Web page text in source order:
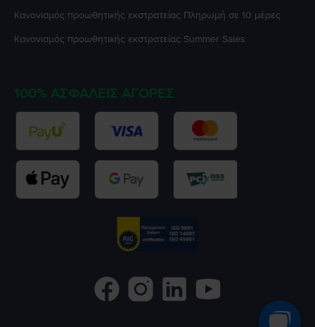
Κανονισμός προωθητικής εκστρατείας Πληρωμή σε 10 μέρες
Κανονισμός προωθητικής εκστρατείας Summer Sales
100% ΑΣΦΑΛΕΊΣ ΑΓΟΡΈΣ